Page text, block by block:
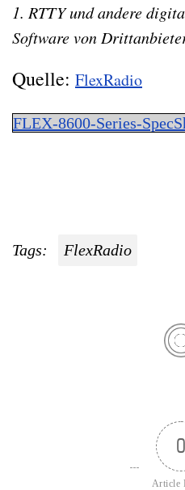
1. RTTY und andere
Software von
Quelle: FlexRadio
FLEX-8600-Series-
Tags: FlexRadio
0
Article